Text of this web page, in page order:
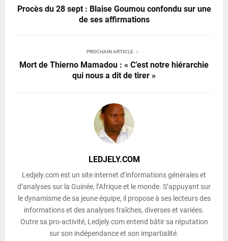
Procès du 28 sept : Blaise Goumou confondu sur une
de ses affirmations
PROCHAIN ARTICLE
Mort de Thierno Mamadou : « C’est notre hiérarchie
qui nous a dit de tirer »
LEDJELY.COM
Ledjely.com est un site internet d’informations générales et
d’analyses sur la Guinée, l’Afrique et le monde. S’appuyant sur
le dynamisme de sa jeune équipe, il propose à ses lecteurs des
informations et des analyses fraîches, diverses et variées.
Outre sa pro-activité, Ledjely.com entend bâtir sa réputation
sur son indépendance et son impartialité.